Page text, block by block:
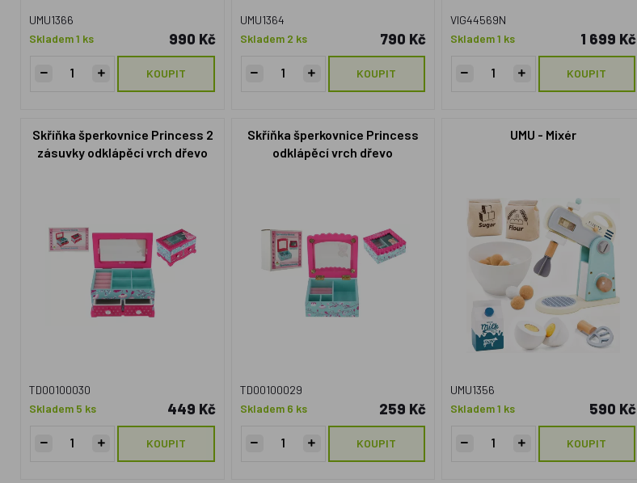
UMU1366
Skladem 1 ks
990 Kč
KOUPIT
UMU1364
Skladem 2 ks
790 Kč
KOUPIT
VIG44569N
Skladem 1 ks
1 699 Kč
KOUPIT
Skříňka šperkovnice Princess 2
zásuvky odklápěcí vrch dřevo
TD00100030
Skladem 5 ks
449 Kč
KOUPIT
Skříňka šperkovnice Princess
odklápěcí vrch dřevo
TD00100029
Skladem 6 ks
259 Kč
KOUPIT
UMU - Mixér
UMU1356
Skladem 1 ks
590 Kč
KOUPIT